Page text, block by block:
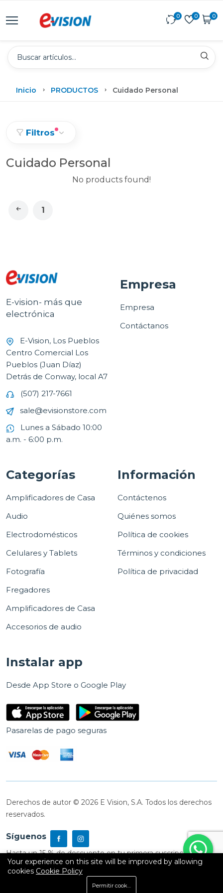
0 0 0
Inicio PRODUCTOS Cuidado Personal
Filtros
Cuidado Personal
No products found!
1
E-vision- más que
electrónica
E-Vision, Los Pueblos
Centro Comercial Los
Pueblos (Juan Díaz)
Detrás de Conway, local A7
(507) 217-7661
sale@evisionstore.com
Lunes a Sábado 10:00
a.m. - 6:00 p.m.
Empresa
Empresa
Contáctanos
Categorías
Amplificadores de Casa
Audio
Electrodomésticos
Celulares y Tablets
Fotografía
Fregadores
Amplificadores de Casa
Accesorios de audio
Información
Contáctenos
Quiénes somos
Política de cookies
Términos y condiciones
Política de privacidad
Instalar app
Desde App Store o Google Play
Pasarelas de pago seguras
Derechos de autor © 2026 E Vision, S.A. Todos los derechos
reservados.
Síguenos
Hasta un 15 % de descuento en tu primera suscripción
Carrito
Your experience on this site will be improved by allowing
cookies Cookie Policy
Permitir cookies